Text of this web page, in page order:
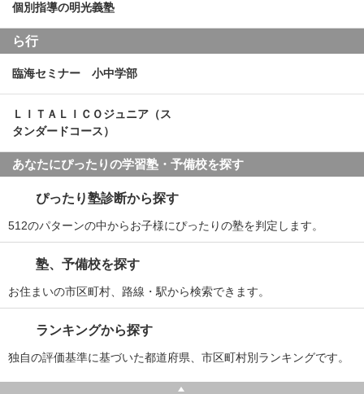
個別指導の明光義塾
ら行
臨海セミナー 小中学部
ＬＩＴＡＬＩＣＯジュニア（ス
タンダードコース）
あなたにぴったりの学習塾・予備校を探す
ぴったり塾診断から探す
512のパターンの中からお子様にぴったりの塾を判定します。
塾、予備校を探す
お住まいの市区町村、路線・駅から検索できます。
ランキングから探す
独自の評価基準に基づいた都道府県、市区町村別ランキングです。